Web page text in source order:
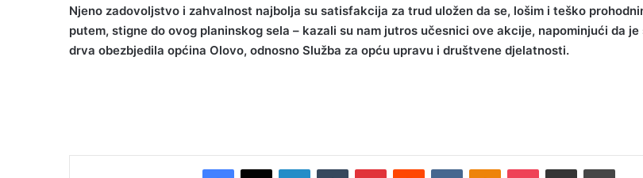
Njeno zadovoljstvo i zahvalnost najbolja su satisfakcija za trud uložen da se, lošim i teško
putem, stigne do ovog planinskog sela – kazali su nam jutros učesnici ove akcije, napominjući da je
drva obezbjedila općina Olovo, odnosno Služba za opću upravu i društvene djelatnosti.
Facebook
X LinkedInTumblr PinterestReddit VKontakteOdnoklassniki
Pocket Podijeli putem Emaila Print